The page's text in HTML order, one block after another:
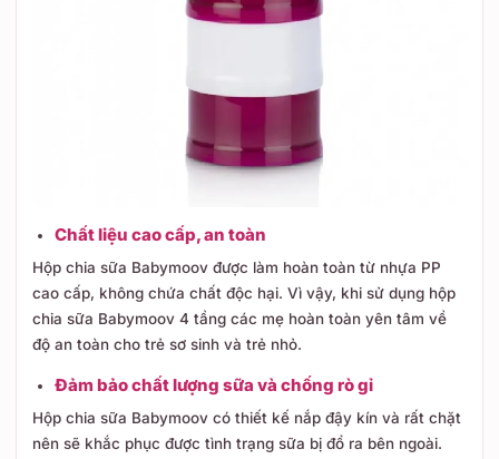
Chất liệu cao cấp, an toàn
Hộp chia sữa Babymoov được làm hoàn toàn từ nhựa PP
cao cấp, không chứa chất độc hại. Vì vậy, khi sử dụng hộp
chia sữa Babymoov 4 tầng các mẹ hoàn toàn yên tâm về
độ an toàn cho trẻ sơ sinh và trẻ nhỏ.
Đảm bảo chất lượng sữa và chống rò gỉ
Hộp chia sữa Babymoov có thiết kế nắp đậy kín và rất chặt
nên sẽ khắc phục được tình trạng sữa bị đổ ra bên ngoài.